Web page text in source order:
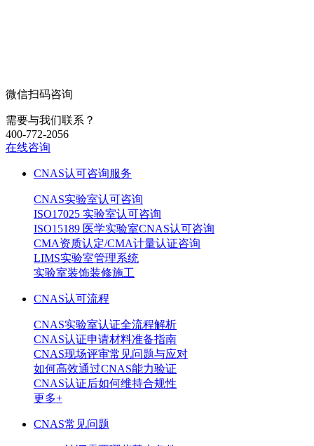
微信扫码咨询
需要与我们联系？
400-772-2056
在线咨询
CNAS认可咨询服务
CNAS实验室认可咨询
ISO17025 实验室认可咨询
ISO15189 医学实验室CNAS认可咨询
CMA资质认定/CMA计量认证咨询
LIMS实验室管理系统
实验室装饰装修施工
CNAS认可流程
CNAS实验室认证全流程解析
CNAS认证申请材料准备指南
CNAS现场评审常见问题与应对
如何高效通过CNAS能力验证
CNAS认证后如何维持合规性
更多+
CNAS常见问题